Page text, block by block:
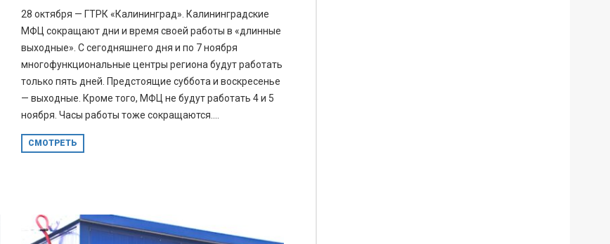
28 октября — ГТРК «Калининград». Калининградские
МФЦ сокращают дни и время своей работы в «длинные
выходные». С сегодняшнего дня и по 7 ноября
многофункциональные центры региона будут работать
только пять дней. Предстоящие суббота и воскресенье
— выходные. Кроме того, МФЦ не будут работать 4 и 5
ноября. Часы работы тоже сокращаются....
СМОТРЕТЬ